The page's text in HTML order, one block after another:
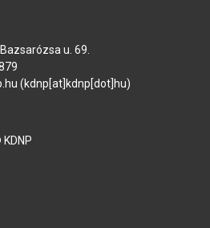
u. 69.
hu (kdnp[at]kdnp[dot]hu)